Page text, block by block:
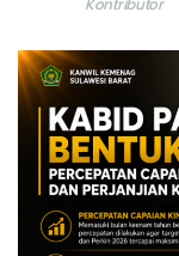
Kontributor